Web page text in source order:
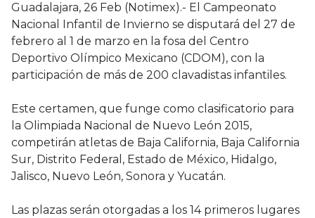
Guadalajara, 26 Feb (Notimex).- El Campeonato
Nacional Infantil de Invierno se disputará del 27 de
febrero al 1 de marzo en la fosa del Centro
Deportivo Olímpico Mexicano (CDOM), con la
participación de más de 200 clavadistas infantiles.
Este certamen, que funge como clasificatorio para
la Olimpiada Nacional de Nuevo León 2015,
competirán atletas de Baja California, Baja California
Sur, Distrito Federal, Estado de México, Hidalgo,
Jalisco, Nuevo León, Sonora y Yucatán.
Las plazas serán otorgadas a los 14 primeros lugares